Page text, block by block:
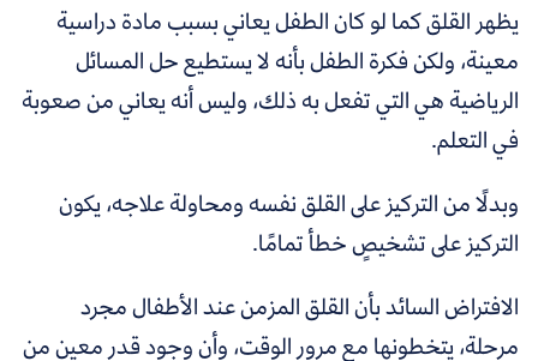
يظهر القلق كما لو كان الطفل يعاني بسبب مادة دراسية
معينة، ولكن فكرة الطفل بأنه لا يستطيع حل المسائل
الرياضية هي التي تفعل به ذلك، وليس أنه يعاني من صعوبة
في التعلم.
وبدلًا من التركيز على القلق نفسه ومحاولة علاجه، يكون
التركيز على تشخيصٍ خطأ تمامًا.
الافتراض السائد بأن القلق المزمن عند الأطفال مجرد
مرحلة، يتخطونها مع مرور الوقت، وأن وجود قدر معين من